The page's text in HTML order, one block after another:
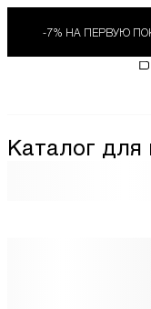
-7% НА ПЕРВУЮ
Каталог для